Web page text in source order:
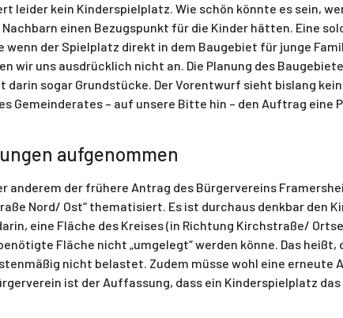
leider kein Kinderspielplatz. Wie schön könnte es sein,
einen Bezugspunkt für die Kinder hätten. Eine
der Spielplatz direkt in dem Baugebiet für junge
wir uns ausdrücklich nicht an. Die Planung des
sogar Grundstücke. Der Vorentwurf sieht bislang
Gemeinderates – auf unsere Bitte hin – den Auftrag eine
aufgenommen
anderem der frühere Antrag des Bürgervereins
Nord/ Ost“ thematisiert. Es ist durchaus denkbar den
eine Fläche des Kreises (in Richtung Kirchstraße/
Fläche nicht „umgelegt“ werden könne. Das heißt,
nicht belastet. Zudem müsse wohl eine erneute
ist der Auffassung, dass ein Kinderspielplatz